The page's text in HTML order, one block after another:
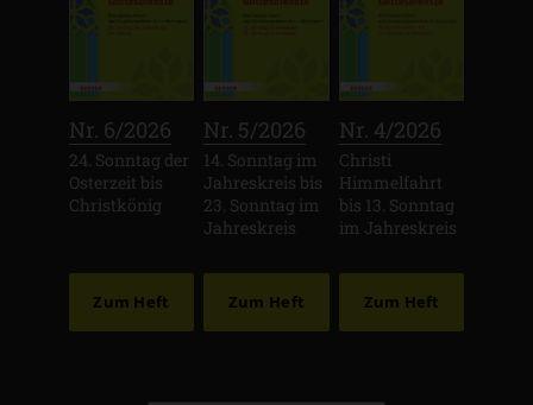
Nr. 6/2026
24. Sonntag der
Osterzeit bis
Christkönig
Zum Heft
Nr. 5/2026
14. Sonntag im
Jahreskreis bis
23. Sonntag im
Jahreskreis
Zum Heft
Nr. 4/2026
Christi
Himmelfahrt
bis 13. Sonntag
im Jahreskreis
Zum Heft